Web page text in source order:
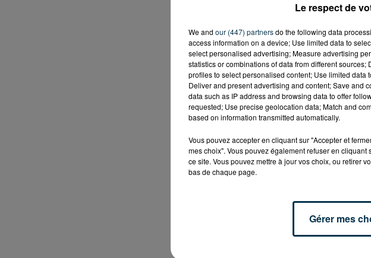
Le respect de
We and our (447) partnersdo the following data
access information on a device; Use limited data to
select personalised advertising; Measure advertising
statistics or combinations of data from different
profiles to select personalised content; Use limited data
Deliver and present advertising and content; Save and
data such as IP address and browsing data to offer
requested; Use precise geolocation data; Match and
based on information transmitted automatically.
Vous pouvez accepter en cliquant sur "Accepter et
mes choix". Vous pouvez également refuser en
ce site. Vous pouvez mettre à jour vos choix, ou retirer
bas de chaque page.
Gérer mes